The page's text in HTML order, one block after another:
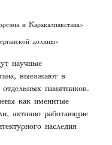
и Каракалпакстана»
долины»
научные
выезжают в
памятников.
как именитые
активно работающие
наследия